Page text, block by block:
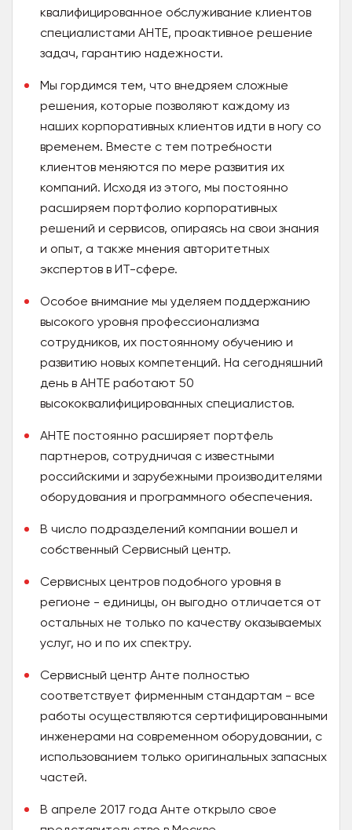
квалифицированное обслуживание клиентов
специалистами АНТЕ, проактивное решение
задач, гарантию надежности.
Мы гордимся тем, что внедряем сложные
решения, которые позволяют каждому из
наших корпоративных клиентов идти в ногу со
временем. Вместе с тем потребности
клиентов меняются по мере развития их
компаний. Исходя из этого, мы постоянно
расширяем портфолио корпоративных
решений и сервисов, опираясь на свои знания
и опыт, а также мнения авторитетных
экспертов в ИТ-сфере.
Особое внимание мы уделяем поддержанию
высокого уровня профессионализма
сотрудников, их постоянному обучению и
развитию новых компетенций. На сегодняшний
день в АНТЕ работают 50
высококвалифицированных специалистов.
АНТЕ постоянно расширяет портфель
партнеров, сотрудничая с известными
российскими и зарубежными производителями
оборудования и программного обеспечения.
В число подразделений компании вошел и
собственный Сервисный центр.
Сервисных центров подобного уровня в
регионе - единицы, он выгодно отличается от
остальных не только по качеству оказываемых
услуг, но и по их спектру.
Сервисный центр Анте полностью
соответствует фирменным стандартам - все
работы осуществляются сертифицированными
инженерами на современном оборудовании, с
использованием только оригинальных запасных
частей.
В апреле 2017 года Анте открыло свое